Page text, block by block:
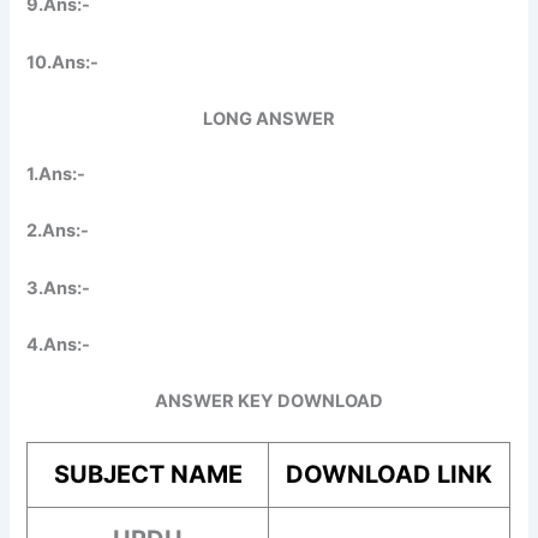
9.Ans:-
10.Ans:-
LONG ANSWER
1.Ans:-
2.Ans:-
3.Ans:-
4.Ans:-
ANSWER KEY DOWNLOAD
SUBJECT NAME DOWNLOAD LINK